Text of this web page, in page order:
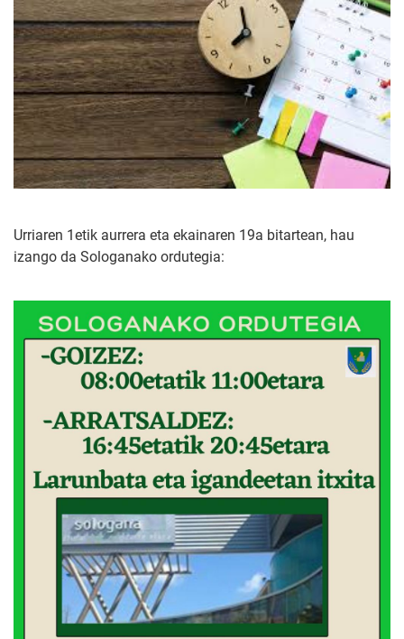
Urriaren 1etik aurrera eta ekainaren 19a bitartean, hau
izango da Sologanako ordutegia: